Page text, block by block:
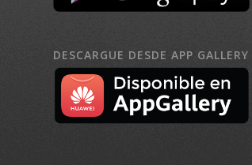
DESCARGUE DESDE APP GALLERY